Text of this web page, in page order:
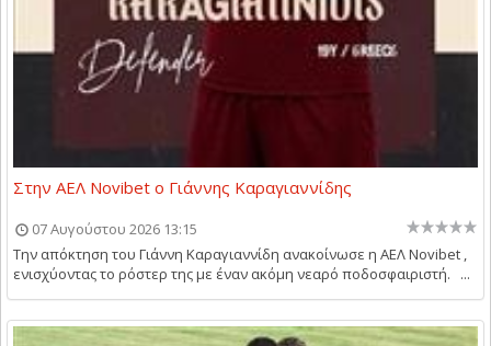
Στην ΑΕΛ Novibet ο Γιάννης Καραγιαννίδης
07 Αυγούστου 2026 13:15
Την απόκτηση του Γιάννη Καραγιαννίδη ανακοίνωσε η ΑΕΛ Novibet ,
ενισχύοντας το ρόστερ της με έναν ακόμη νεαρό ποδοσφαιριστή. ...